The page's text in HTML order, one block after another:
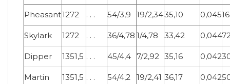
Pheasant1272 . . . 54/3,9 19/2,3435,10 0,04516
Skylark 1272 . . . 36/4,78 1/4,78 33,42
Dipper 1351,5 . . . 45/4,4 7/2,92 35,16
Martin 1351,5 . . . 54/4,2 19/2,41 36,17